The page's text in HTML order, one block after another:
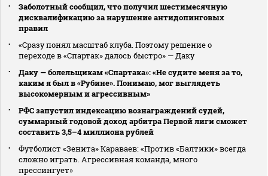
Заболотный сообщил, что получил шестимесячную
дисквалификацию за нарушение антидопинговых
правил
«Сразу понял масштаб клуба. Поэтому решение о
переходе в «Спартак» далось быстро» — Даку
Даку — болельщикам «Спартака»: «Не судите меня за то,
каким я был в «Рубине». Понимаю, мог выглядеть
высокомерным и агрессивным»
РФС запустил индексацию вознаграждений судей,
суммарный годовой доход арбитра Первой лиги сможет
составить 3,5–4 миллиона рублей
Футболист «Зенита» Караваев: «Против «Балтики» всегда
сложно играть. Агрессивная команда, много
прессингует»